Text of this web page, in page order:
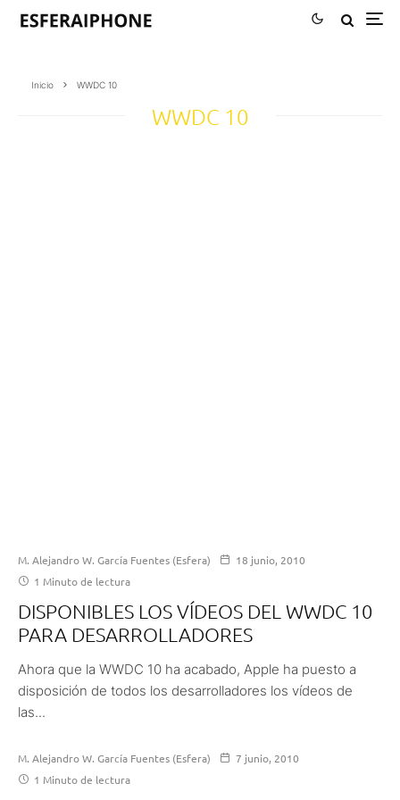
Inicio WWDC 10
WWDC 10
M. Alejandro W. García Fuentes (Esfera)
18 junio, 2010
1 Minuto de lectura
DISPONIBLES LOS VÍDEOS DEL WWDC 10
PARA DESARROLLADORES
Ahora que la WWDC 10 ha acabado, Apple ha puesto a
disposición de todos los desarrolladores los vídeos de
las...
M. Alejandro W. García Fuentes (Esfera)
7 junio, 2010
1 Minuto de lectura